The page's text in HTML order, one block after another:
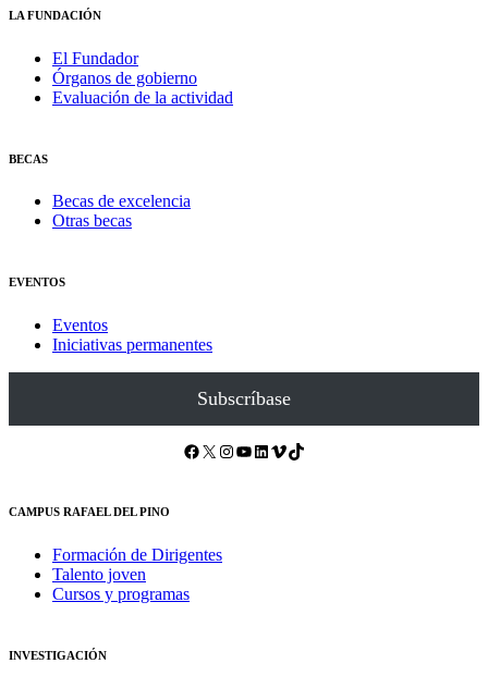
LA FUNDACIÓN
El Fundador
Órganos de gobierno
Evaluación de la actividad
BECAS
Becas de excelencia
Otras becas
EVENTOS
Eventos
Iniciativas permanentes
Subscríbase
Facebook X Instagram YouTube LinkedIn Vimeo TikTok
CAMPUS RAFAEL DEL PINO
Formación de Dirigentes
Talento joven
Cursos y programas
INVESTIGACIÓN